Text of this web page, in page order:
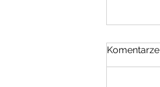
Komentarze